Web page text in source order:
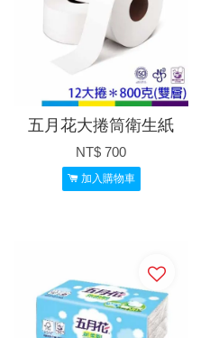
五月花大捲筒衛生紙
NT$ 700
加入購物車